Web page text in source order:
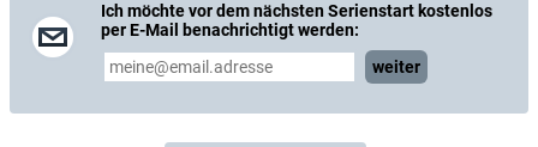
Ich möchte vor dem nächsten Serienstart kostenlos
per E-Mail benachrichtigt werden:
weiter